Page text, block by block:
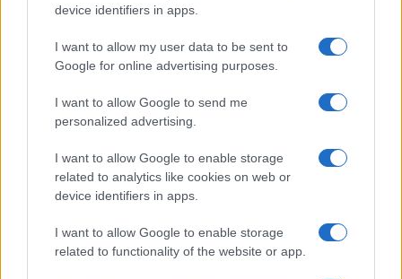
device identifiers in apps.
I want to allow my user data to be sent to
Google for online advertising purposes.
I want to allow Google to send me
personalized advertising.
I want to allow Google to enable storage
related to analytics like cookies on web or
device identifiers in apps.
I want to allow Google to enable storage
related to functionality of the website or app.
Technologies Private Limited, Bengal Chamber of Commerce
and Industry, Drive Electric Campaign, Enzen Global
Solutions Private Limited, FIA Foundation, Global EV Drivers
Association, Grip Invest Advisors Private Limited,
International Council on Clean Transportation, Institutional
Investors Group on Climate Change, Indian Chamber of
Commerce, International Trade Union Confederation, Ohm